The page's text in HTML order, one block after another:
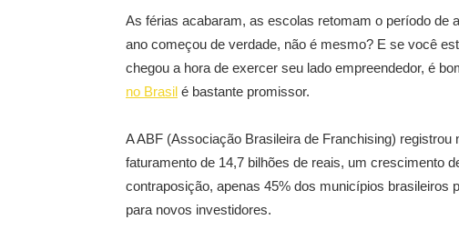
As férias acabaram, as escolas retomam o período de
ano começou de verdade, não é mesmo? E se você
chegou a hora de exercer seu lado empreendedor, é
no Brasil é bastante promissor.
A ABF (Associação Brasileira de Franchising) registrou
faturamento de 14,7 bilhões de reais, um crescimento
contraposição, apenas 45% dos municípios brasileiros
para novos investidores.